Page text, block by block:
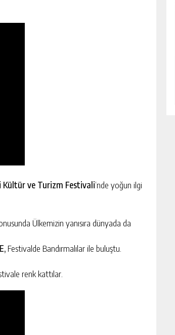
Kültür ve Turizm Festivali‘nde yoğun ilgi
Ülkemizin yanısıra dünyada da
Festivalde Bandırmalılar ile buluştu.
renk kattılar.